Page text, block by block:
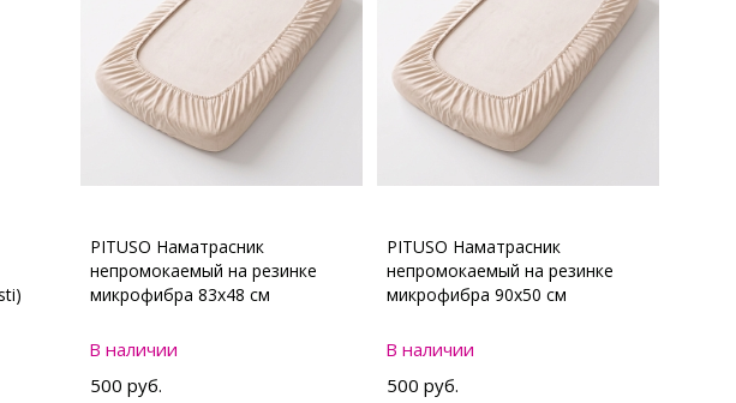
PITUSO Наматрасник
непромокаемый на резинке
микрофибра 83х48 см
В наличии
500 руб.
PITUSO Наматрасник
непромокаемый на резинке
микрофибра 90х50 см
В наличии
500 руб.